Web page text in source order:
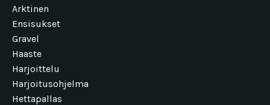
Arktinen
Ensisukset
Gravel
Haaste
Harjoittelu
Harjoitusohjelma
Hettapallas